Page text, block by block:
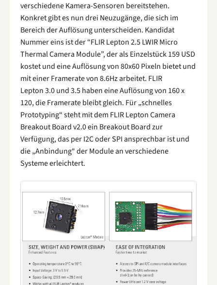
verschiedene Kamera-Sensoren bereitstehen.
Konkret gibt es nun drei Neuzugänge, die sich im
Bereich der Auflösung unterscheiden. Kandidat
Nummer eins ist der “FLIR Lepton 2.5 LWIR Micro
Thermal Camera Module”, der als Einzelstück 159 USD
kostet und eine Auflösung von 80x60 Pixeln bietet und
mit einer Framerate von 8.6Hz arbeitet. FLIR
Lepton 3.0 und 3.5 haben eine Auflösung von 160 x
120, die Framerate bleibt gleich. Für „schnelles
Prototyping“ steht mit dem FLIR Lepton Camera
Breakout Board v2.0 ein Breakout Board zur
Verfügung, das per I2C oder SPI ansprechbar ist und
die „Anbindung“ der Module an verschiedene
Systeme erleichtert.